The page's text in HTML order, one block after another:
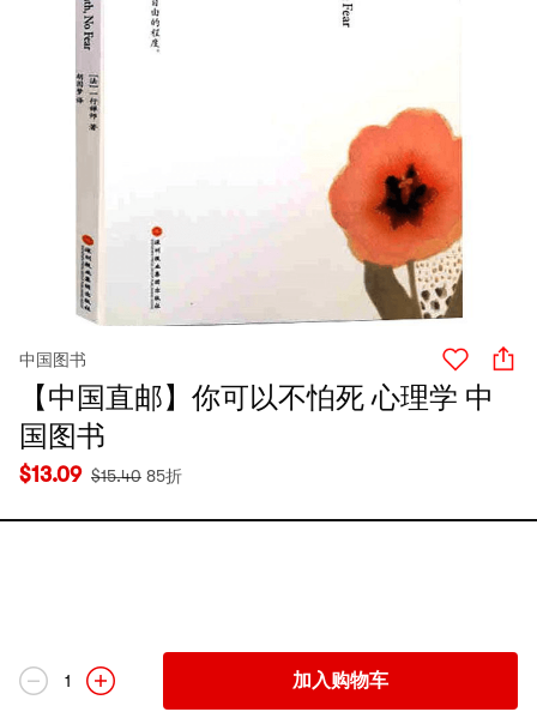
中国图书
【中国直邮】你可以不怕死 心理学 中
国图书
$13.09 $15.40 85折
1 加入购物车